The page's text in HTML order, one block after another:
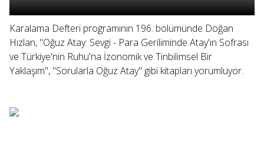
Karalama Defteri programının 196. bölümünde Doğan
Hızlan, "Oğuz Atay: Sevgi - Para Geriliminde Atay'ın Sofrası
ve Türkiye'nin Ruhu'na İzonomik ve Tinbilimsel Bir
Yaklaşım", "Sorularla Oğuz Atay" gibi kitapları yorumluyor.